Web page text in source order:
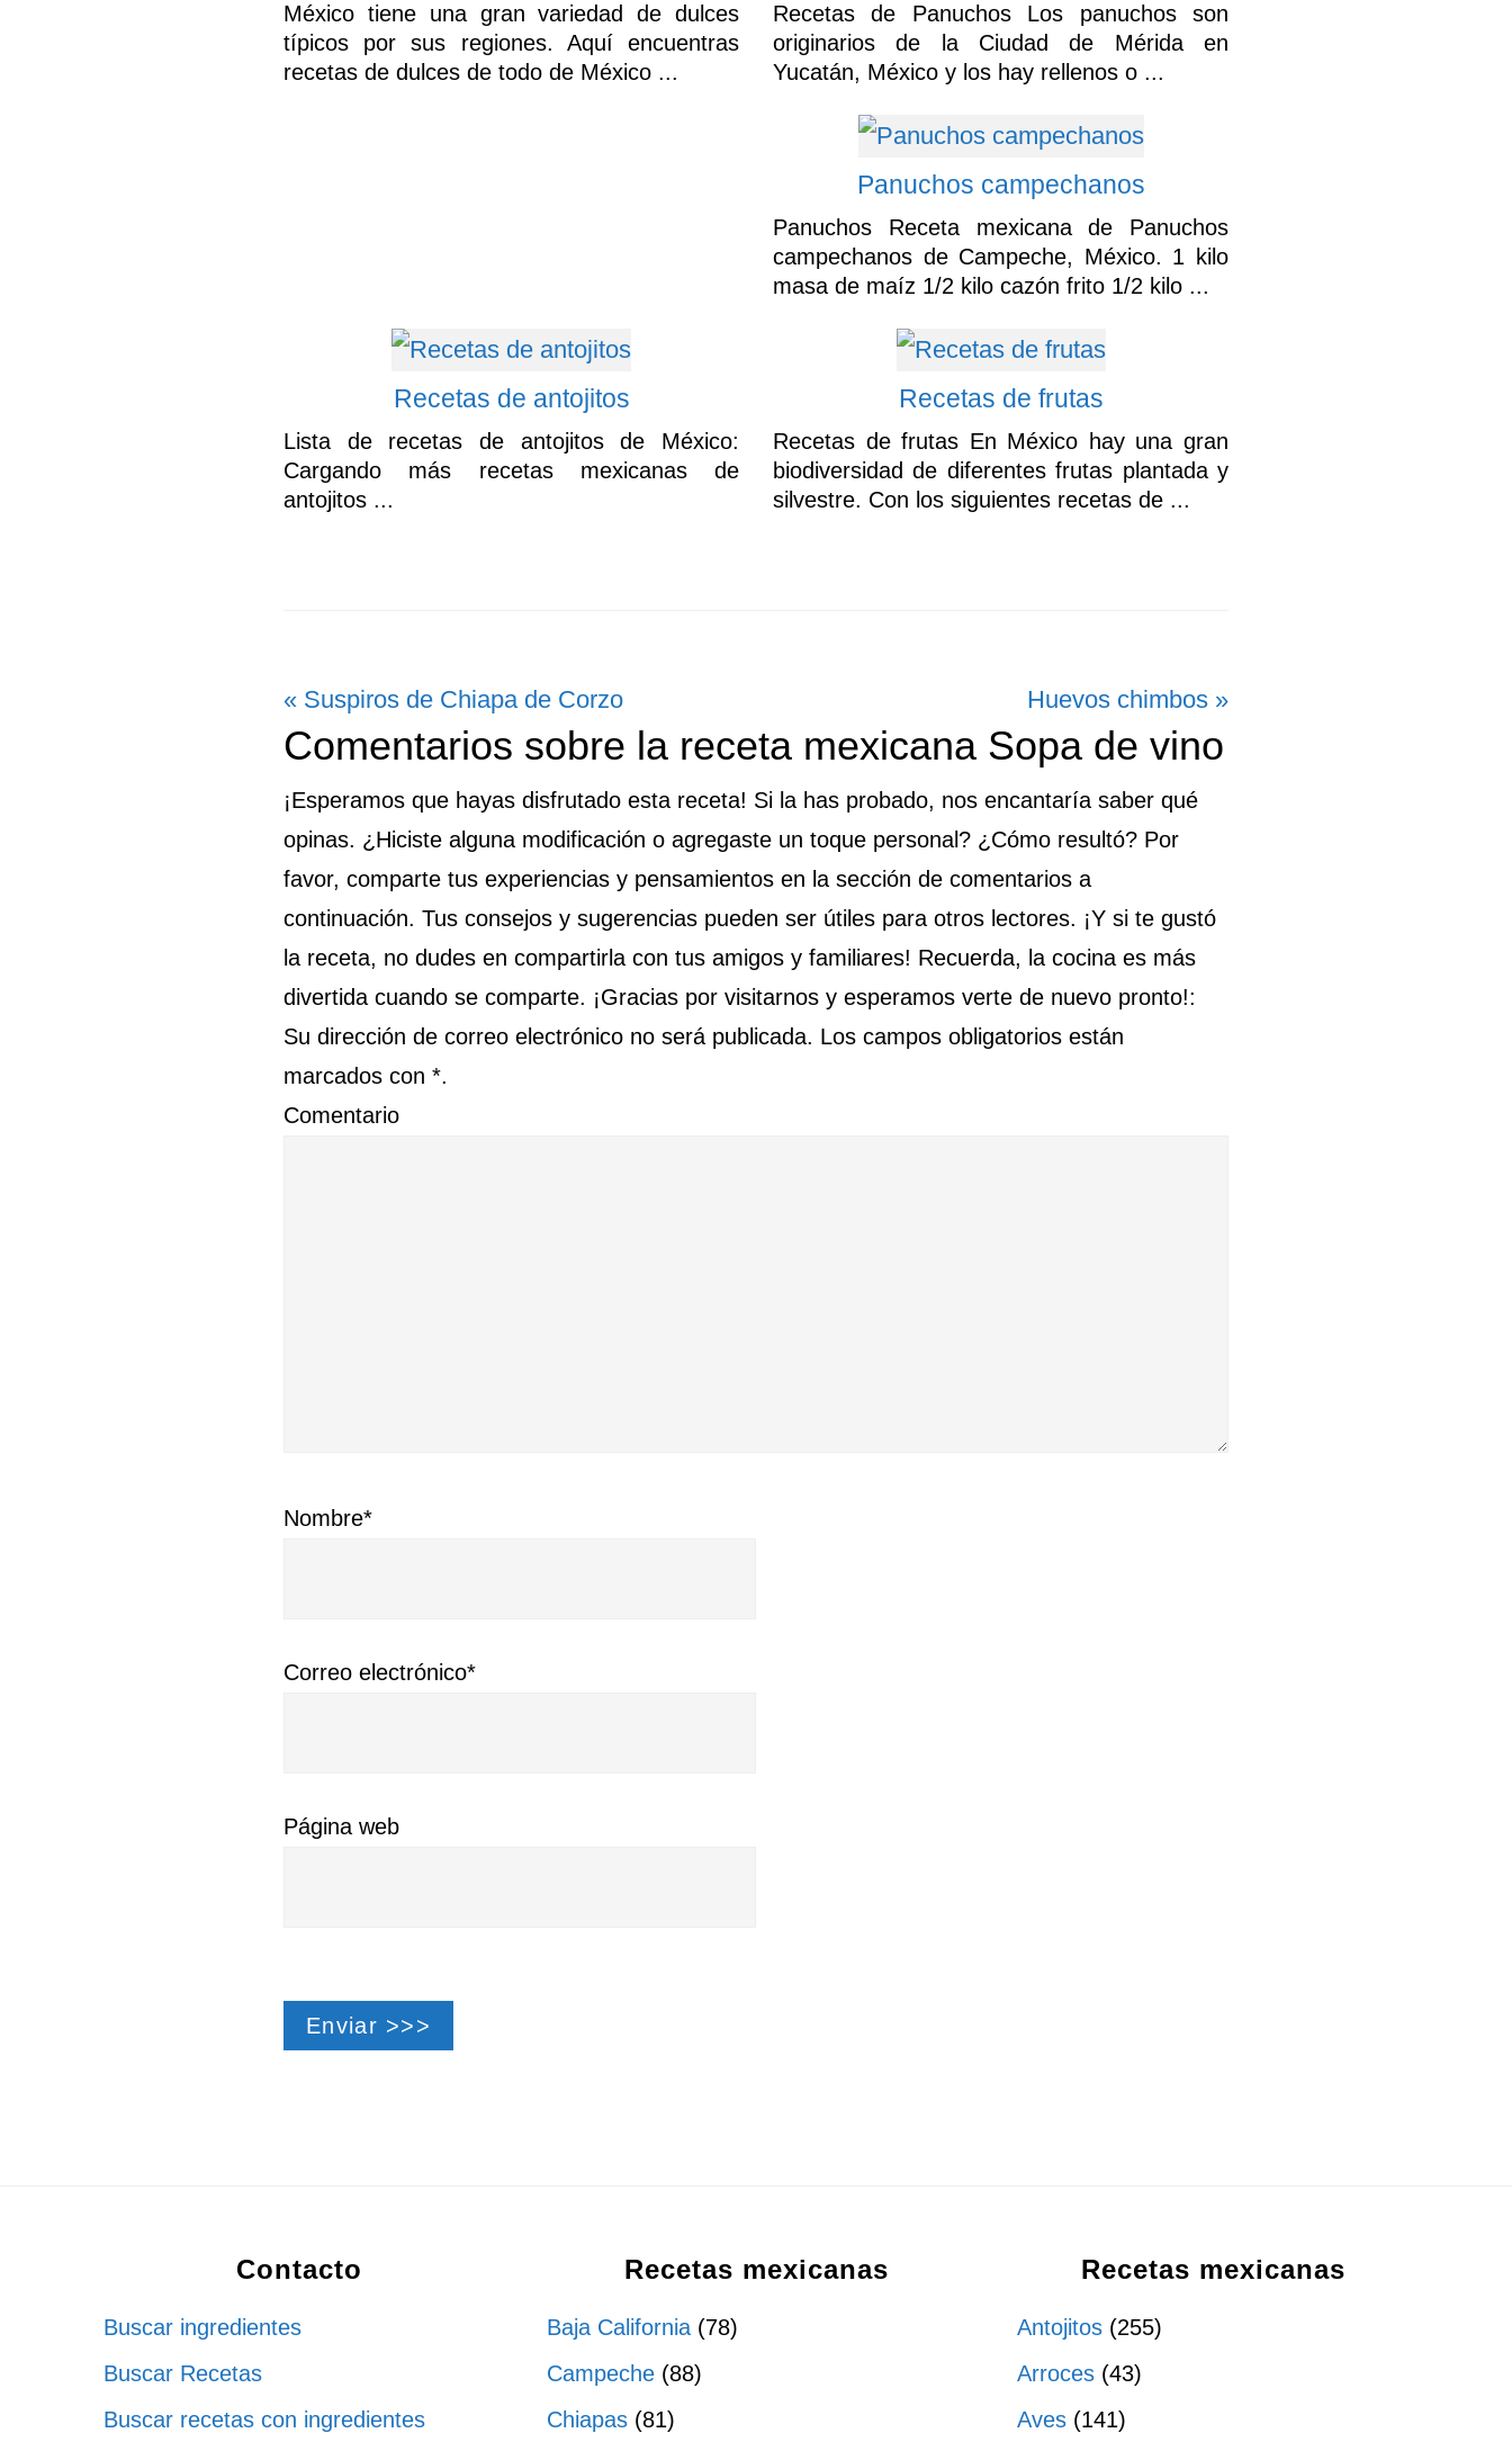
México tiene una gran variedad de dulces
típicos por sus regiones. Aquí encuentras
recetas de dulces de todo de México ...
Recetas de Panuchos Los panuchos son
originarios de la Ciudad de Mérida en
Yucatán, México y los hay rellenos o ...
Panuchos campechanos
Panuchos Receta mexicana de Panuchos
campechanos de Campeche, México. 1 kilo
masa de maíz 1/2 kilo cazón frito 1/2 kilo ...
Recetas de antojitos
Lista de recetas de antojitos de México:
Cargando más recetas mexicanas de
antojitos ...
Recetas de frutas
Recetas de frutas En México hay una gran
biodiversidad de diferentes frutas plantada y
silvestre. Con los siguientes recetas de ...
Entrada
anterior:
« Suspiros de Chiapa de Corzo
Siguiente
entrada:
Huevos chimbos »
Interacciones
con
los
lectores
Comentarios sobre la receta mexicana Sopa de vino
¡Esperamos que hayas disfrutado esta receta! Si la has probado, nos encantaría saber qué
opinas. ¿Hiciste alguna modificación o agregaste un toque personal? ¿Cómo resultó? Por
favor, comparte tus experiencias y pensamientos en la sección de comentarios a
continuación. Tus consejos y sugerencias pueden ser útiles para otros lectores. ¡Y si te gustó
la receta, no dudes en compartirla con tus amigos y familiares! Recuerda, la cocina es más
divertida cuando se comparte. ¡Gracias por visitarnos y esperamos verte de nuevo pronto!:
Su dirección de correo electrónico no será publicada. Los campos obligatorios están
marcados con *.
Comentario
Nombre*
Correo electrónico*
Página web
Contacto
Buscar ingredientes
Buscar Recetas
Buscar recetas con ingredientes
Recetas mexicanas
Baja California (78)
Campeche (88)
Chiapas (81)
Recetas mexicanas
Antojitos (255)
Arroces (43)
Aves (141)